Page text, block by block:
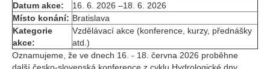
Datum akce:
16. 6. 2026 –18. 6. 2026
Místo konání: Bratislava
Kategorie
akce:
Vzdělávací akce (konference, kurzy, přednášky
atd.)
Oznamujeme, že ve dnech 16. - 18. června 2026 proběhne